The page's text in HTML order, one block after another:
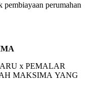
pembiayaan perumahan
x PEMALAR
MAKSIMA YANG